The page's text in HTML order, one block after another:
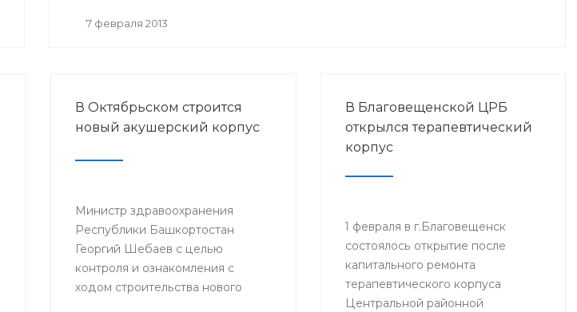
7 февраля 2013
В Октябрьском строится
новый акушерский корпус
Министр здравоохранения
Республики Башкортостан
Георгий Шебаев с целью
контроля и ознакомления с
ходом строительства нового
В Благовещенской ЦРБ
открылся терапевтический
корпус
1 февраля в г.Благовещенск
состоялось открытие после
капитального ремонта
терапевтического корпуса
Центральной районной